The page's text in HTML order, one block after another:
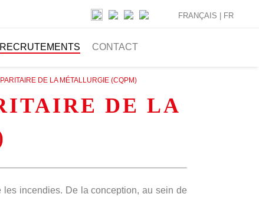
RECRUTEMENTS CONTACT
FRANÇAIS | FR
DE LA MÉTALLURGIE (CQPM)
DE LA
incendies. De la conception, au sein de